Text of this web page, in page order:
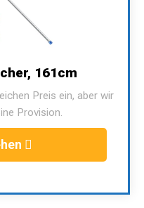
161cm
Preis ein, aber wir
Provision.